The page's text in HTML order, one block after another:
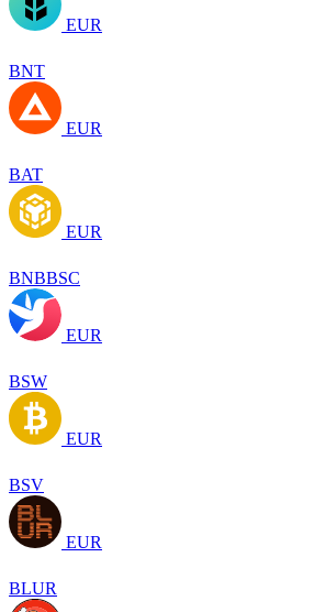
EUR
BNT
EUR
BAT
EUR
BNBBSC
EUR
BSW
EUR
BSV
EUR
BLUR